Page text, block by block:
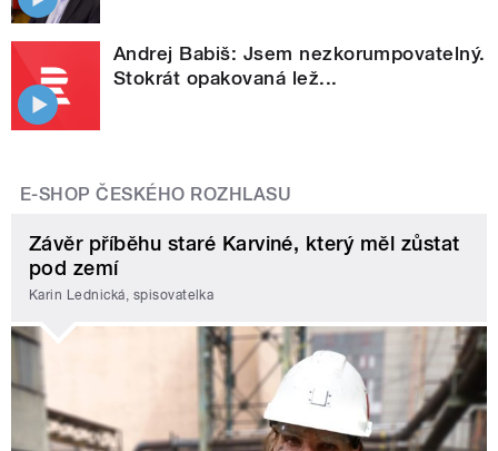
Andrej Babiš: Jsem nezkorumpovatelný.
Stokrát opakovaná lež...
E-SHOP ČESKÉHO ROZHLASU
Závěr příběhu staré Karviné, který měl zůstat
pod zemí
Karin Lednická, spisovatelka